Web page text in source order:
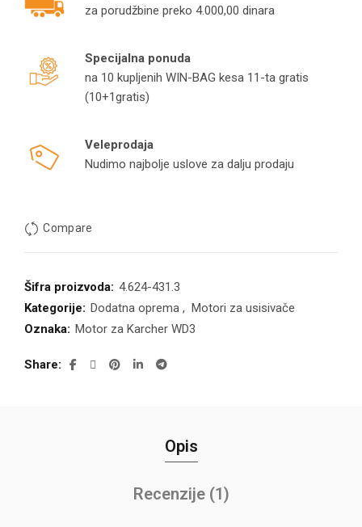
za porudžbine preko 4.000,00 dinara
Specijalna ponuda
na 10 kupljenih WIN-BAG kesa 11-ta gratis
(10+1gratis)
Veleprodaja
Nudimo najbolje uslove za dalju prodaju
Compare
Šifra proizvoda: 4.624-431.3
Kategorije: Dodatna oprema ,
Motori za usisivače
Oznaka: Motor za Karcher WD3
Share
Opis
Recenzije (1)